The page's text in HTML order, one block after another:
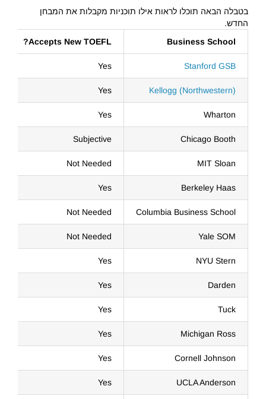
בטבלה הבאה תוכלו לראות אילו תוכניות מקבלות את המבחן
החדש.
Business School
Accepts New TOEFL?
Stanford GSB
Yes
Kellogg (Northwestern)
Yes
Wharton
Yes
Chicago Booth
Subjective
MIT Sloan
Not Needed
Berkeley Haas
Yes
Columbia Business School
Not Needed
Yale SOM
Not Needed
NYU Stern
Yes
Darden
Yes
Tuck
Yes
Michigan Ross
Yes
Cornell Johnson
Yes
UCLA Anderson
Yes